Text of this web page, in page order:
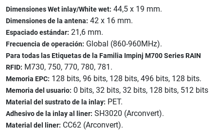
Dimensiones Wet inlay/White wet: 44,5 x 19 mm.
Dimensiones de la antena: 42 x 16 mm.
Espaciado estándar: 21,6 mm.
Frecuencia de operación: Global (860-960MHz).
Para todas las Etiquetas de la Familia Impinj M700 Series RAIN
RFID: M730, 750, 770, 780, 781.
Memoria EPC: 128 bits, 96 bits, 128 bits, 496 bits, 128 bits.
Memoria del usuario: 0 bits, 32 bits, 32 bits, 128 bits, 512 bits
Material del sustrato de la inlay: PET.
Adhesivo de la inlay al liner: SH3020 (Arconvert).
Material del liner: CC62 (Arconvert).